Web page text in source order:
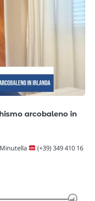
arcobaleno in
(+39) 349 410 16